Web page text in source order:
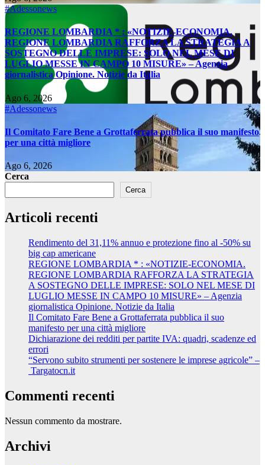
#Adessonews
REGIONE LOMBARDIA * : «NOTIZIE-ECONOMIA.
REGIONE LOMBARDIA RAFFORZA LA STRATEGIA A
SOSTEGNO DELLE IMPRESE: SOLO NEL MESE DI
LUGLIO MESSE IN CAMPO 10 MISURE» – Agenzia
giornalistica Opinione. Notizie da Italia
Ago 6, 2026
#Adessonews
Il Comitato Fare Bene a Grottaferrata pubblica il suo manifesto
per una città migliore
Ago 6, 2026
Cerca
Cerca
Articoli recenti
Rendimento del 31,11% annuo e protezione fino al -50% su
big cap americane
REGIONE LOMBARDIA * : «NOTIZIE-ECONOMIA.
REGIONE LOMBARDIA RAFFORZA LA STRATEGIA
A SOSTEGNO DELLE IMPRESE: SOLO NEL MESE DI
LUGLIO MESSE IN CAMPO 10 MISURE» – Agenzia
giornalistica Opinione. Notizie da Italia
Il Comitato Fare Bene a Grottaferrata pubblica il suo
manifesto per una città migliore
Dichiarazione dei redditi per partite IVA: quadri, scadenze ed
errori
“Servono subito strumenti per sostenere le imprese agricole” –
Targatocn.it
Commenti recenti
Nessun commento da mostrare.
Archivi